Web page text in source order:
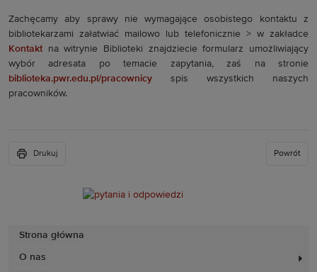
Strona główna
O nas
Zachęcamy aby sprawy nie wymagające osobistego kontaktu z
bibliotekarzami załatwiać mailowo lub telefonicznie > w zakładce
Kontaktna witrynie Biblioteki znajdziecie formularz umożliwiający
wybór adresata po temacie zapytania, zaś na stronie
biblioteka.pwr.edu.pl/pracownicy spis wszystkich naszych
pracowników.
Drukuj Powrót